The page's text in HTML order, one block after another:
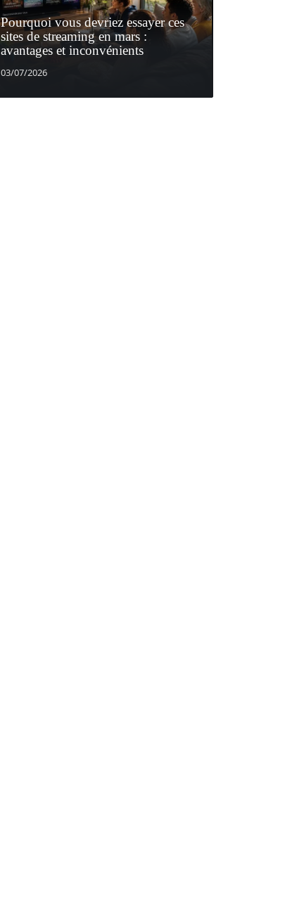
Pourquoi vous devriez essayer ces
sites de streaming en mars :
avantages et inconvénients
03/07/2026